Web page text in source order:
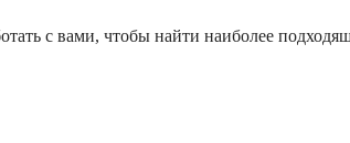
с вами, чтобы найти наиболее